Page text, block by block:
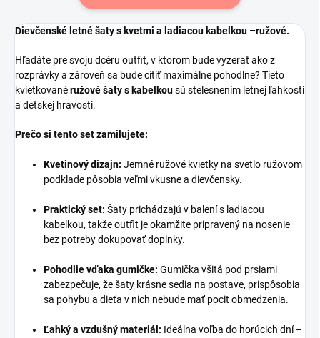
Dievčenské letné šaty s kvetmi a ladiacou kabelkou –ružové.
Hľadáte pre svoju dcéru outfit, v ktorom bude vyzerať ako z
rozprávky a zároveň sa bude cítiť maximálne pohodlne? Tieto
kvietkovanéružové šaty s kabelkousú stelesnením letnej ľahkosti
a detskej hravosti.
Prečo si tento set zamilujete:
Kvetinový dizajn: Jemné ružové kvietky na svetlo ružovom
podklade pôsobia veľmi vkusne a dievčensky.
Praktický set: Šaty prichádzajú v balení s ladiacou
kabelkou, takže outfit je okamžite pripravený na nosenie
bez potreby dokupovať doplnky.
Pohodlie vďaka gumičke: Gumička všitá pod prsiami
zabezpečuje, že šaty krásne sedia na postave, prispôsobia
sa pohybu a dieťa v nich nebude mať pocit obmedzenia.
Ľahký a vzdušný materiál: Ideálna voľba do horúcich dní –